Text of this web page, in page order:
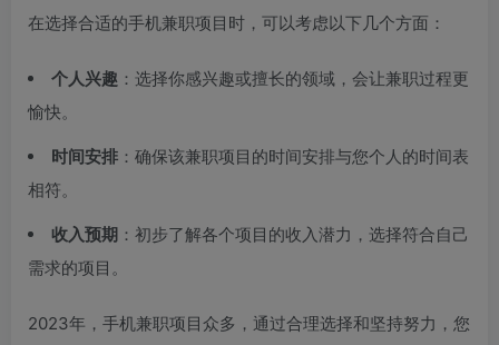
在选择合适的手机兼职项目时，可以考虑以下几个方面：
个人兴趣 ：选择你感兴趣或擅长的领域，会让兼职过程更
愉快。
时间安排 ：确保该兼职项目的时间安排与您个人的时间表
相符。
收入预期 ：初步了解各个项目的收入潜力，选择符合自己
需求的项目。
2023年，手机兼职项目众多，通过合理选择和坚持努力，您